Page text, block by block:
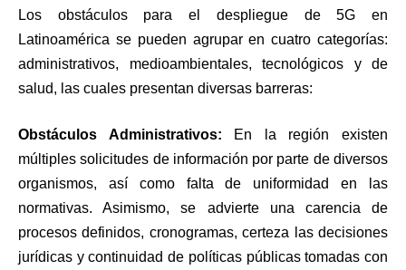
Los obstáculos para el despliegue de 5G en
Latinoamérica se pueden agrupar en cuatro categorías:
administrativos, medioambientales, tecnológicos y de
salud, las cuales presentan diversas barreras:
Obstáculos Administrativos:
En la región existen
múltiples solicitudes de información por parte de diversos
organismos, así como falta de uniformidad en las
normativas. Asimismo, se advierte una carencia de
procesos definidos, cronogramas, certeza las decisiones
jurídicas y continuidad de políticas públicas tomadas con